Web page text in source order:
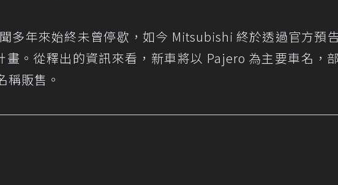
多年來始終未曾停歇，如今 Mitsubishi 終於透過官方預
畫。從釋出的資訊來看，新車將以 Pajero 為主要車名，
稱販售。